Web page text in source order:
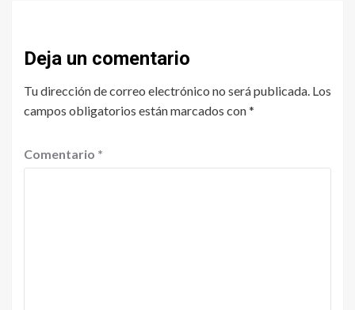
Deja un comentario
Tu dirección de correo electrónico no será publicada. Los
campos obligatorios están marcados con*
Comentario *